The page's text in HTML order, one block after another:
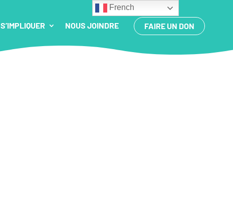
S’IMPLIQUER NOUS JOINDRE FAIRE UN DON
French